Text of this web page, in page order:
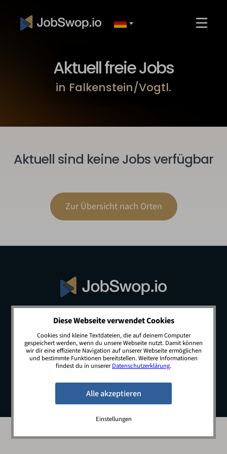
Aktuell freie Jobs
in Falkenstein/Vogtl.
Aktuell sind keine Jobs verfügbar
Zur Übersicht nach Orten
© 2026 JobSwop.io · All rights reserved.
Blog Jobs Newsletter
Kontakt
Preise
Impressum Datenschutz
Diese Webseite verwendet Cookies
Cookies sind kleine Textdateien, die auf deinem Computer
gespeichert werden, wenn du unsere Webseite nutzt. Damit können
wir dir eine effiziente Navigation auf unserer Webseite ermöglichen
und bestimmte Funktionen bereitstellen. Weitere Informationen
findest du in unsererDatenschutzerklärung.
Einstellungen